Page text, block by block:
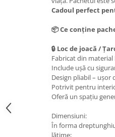
Cadoul perfect
📦 Ce conține
🔒 Loc de joacă /
Fabricat din
Include ușă cu
Design pliabil –
Potrivit pentru
Oferă un spațiu
Dimensiuni:
În forma
lățime;